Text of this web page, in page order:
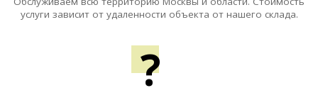
услуги зависит от удаленности объекта от нашего склада.
?